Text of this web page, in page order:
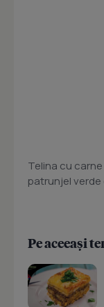
Telina cu
patrunjel verde
Pe aceeași